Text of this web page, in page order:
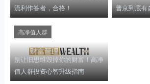
流利作答者，合格！
普京到底有
别让旧思维毁掉你的财富！高净
值人群投资心智升级指南
高净值人群